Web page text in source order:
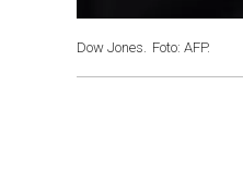
Dow Jones. Foto: AFP.